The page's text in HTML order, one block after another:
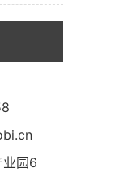
业园6